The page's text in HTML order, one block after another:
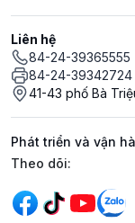
Liên hệ
84-24-39365555
84-24-39342724
41-43 phố Bà
Phát triển và vận
Mạng xã
Theo dõi: